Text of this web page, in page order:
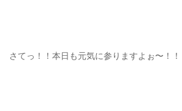
ご利用規約
さてっ！！本日も元気に参りますよぉ〜！！